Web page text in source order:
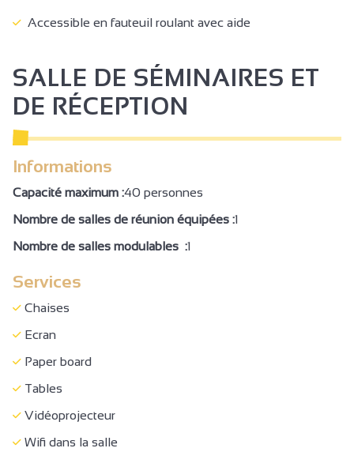
Accessible en fauteuil roulant avec aide
SALLE DE SÉMINAIRES ET
DE RÉCEPTION
Informations
Capacité maximum :40 personnes
Nombre de salles de réunion équipées :1
Nombre de salles modulables :1
Services
Chaises
Ecran
Paper board
Tables
Vidéoprojecteur
Wifi dans la salle